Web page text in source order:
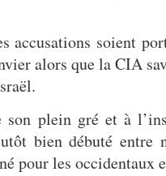
accusations soient
alors que la CIA
plein gré et à
bien débuté entre
pour les occidentaux